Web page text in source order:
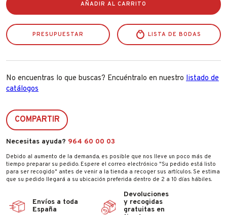
cantidad
AÑADIR AL CARRITO
PRESUPUESTAR LISTA DE BODAS
No encuentras lo que buscas? Encuéntralo en nuestro listado de
catálogos
COMPARTIR
Necesitas ayuda? 964 60 00 03
Debido al aumento de la demanda, es posible que nos lleve un poco más de
tiempo preparar su pedido. Espere el correo electrónico "Su pedido está listo
para ser recogido" antes de venir a la tienda a recoger sus artículos. Se estima
que su pedido llegará a su ubicación preferida dentro de 2 a 10 días hábiles.
Envíos a toda
España
Devoluciones
y recogidas
gratuitas en